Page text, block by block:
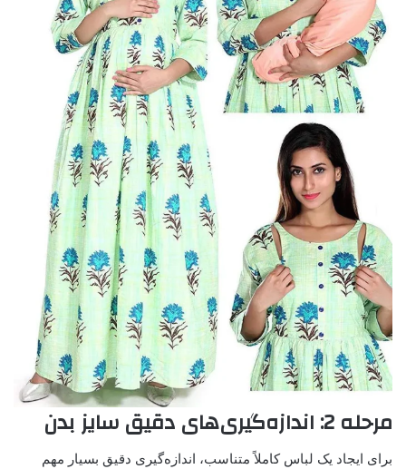
مرحله 2: اندازه‌گیری‌های دقیق سایز بدن
برای ایجاد یک لباس کاملاً متناسب، اندازه‌گیری دقیق بسیار مهم